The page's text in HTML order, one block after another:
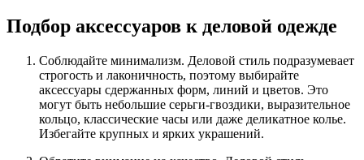
Подбор аксессуаров к деловой одежде
Соблюдайте минимализм. Деловой стиль подразумевает
строгость и лаконичность, поэтому выбирайте
аксессуары сдержанных форм, линий и цветов. Это
могут быть небольшие серьги-гвоздики, выразительное
кольцо, классические часы или даже деликатное колье.
Избегайте крупных и ярких украшений.